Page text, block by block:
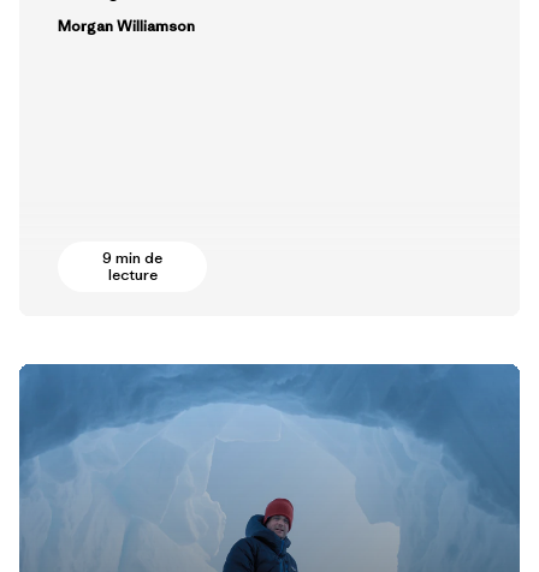
Morgan Williamson
9 min de
lecture